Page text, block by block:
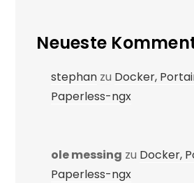
Neueste
stephan zu Docker,
Paperless-ngx
ole messing zu Docker,
Paperless-ngx